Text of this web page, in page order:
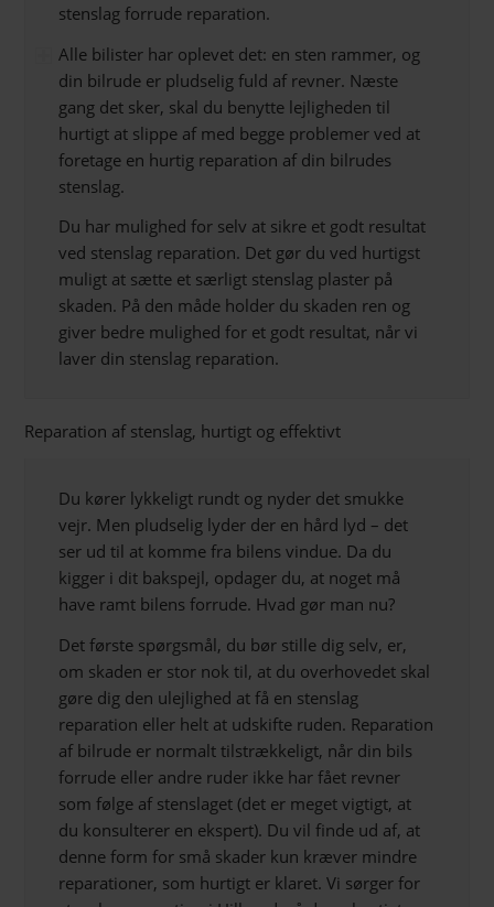
stenslag forrude reparation.
Alle bilister har oplevet det: en sten rammer, og
din bilrude er pludselig fuld af revner. Næste
gang det sker, skal du benytte lejligheden til
hurtigt at slippe af med begge problemer ved at
foretage en hurtig reparation af din bilrudes
stenslag.
Du har mulighed for selv at sikre et godt resultat
ved stenslag reparation. Det gør du ved hurtigst
muligt at sætte et særligt stenslag plaster på
skaden. På den måde holder du skaden ren og
giver bedre mulighed for et godt resultat, når vi
laver din stenslag reparation.
Reparation af stenslag, hurtigt og effektivt
Du kører lykkeligt rundt og nyder det smukke
vejr. Men pludselig lyder der en hård lyd – det
ser ud til at komme fra bilens vindue. Da du
kigger i dit bakspejl, opdager du, at noget må
have ramt bilens forrude. Hvad gør man nu?
Det første spørgsmål, du bør stille dig selv, er,
om skaden er stor nok til, at du overhovedet skal
gøre dig den ulejlighed at få en stenslag
reparation eller helt at udskifte ruden. Reparation
af bilrude er normalt tilstrækkeligt, når din bils
forrude eller andre ruder ikke har fået revner
som følge af stenslaget (det er meget vigtigt, at
du konsulterer en ekspert). Du vil finde ud af, at
denne form for små skader kun kræver mindre
reparationer, som hurtigt er klaret. Vi sørger for